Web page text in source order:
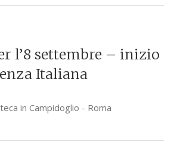
l’8 settembre – inizio
Italiana
in Campidoglio - Roma